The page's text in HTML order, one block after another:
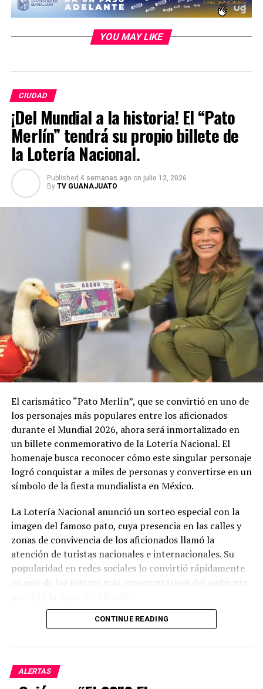
YOU MAY LIKE
CIUDAD
¡Del Mundial a la historia! El “Pato
Merlín” tendrá su propio billete de
la Lotería Nacional.
Published 4 semanas ago on julio 12, 2026
By TV GUANAJUATO
El carismático “Pato Merlín”, que se convirtió en uno de
los personajes más populares entre los aficionados
durante el Mundial 2026, ahora será inmortalizado en
un billete conmemorativo de la Lotería Nacional. El
homenaje busca reconocer cómo este singular personaje
logró conquistar a miles de personas y convertirse en un
símbolo de la fiesta mundialista en México.
La Lotería Nacional anunció un sorteo especial con la
imagen del famoso pato, cuya presencia en las calles y
zonas de convivencia de los aficionados llamó la
atención de turistas nacionales e internacionales. Su
popularidad en redes sociales lo convirtió rápidamente
en uno de los rostros más representativos del ambiente
El sorteo repartirá un premio mayor de millones de
Con este billete conmemorativo, las autoridades buscan
celebrar uno de los fenómenos más inesperados y
entrañables que dejó el torneo, demostrando cómo un
CONTINUE READING
ALERTAS